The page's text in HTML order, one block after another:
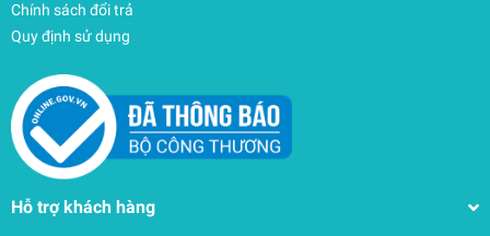
Chính sách đổi trả
Quy định sử dụng
Hỗ trợ khách hàng